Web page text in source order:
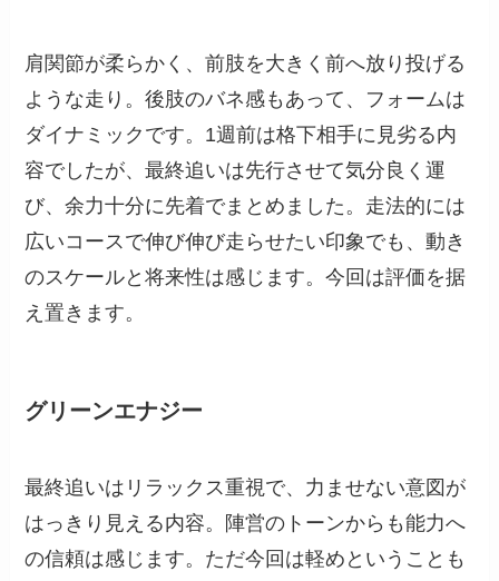
肩関節が柔らかく、前肢を大きく前へ放り投げる
ような走り。後肢のバネ感もあって、フォームは
ダイナミックです。1週前は格下相手に見劣る内
容でしたが、最終追いは先行させて気分良く運
び、余力十分に先着でまとめました。走法的には
広いコースで伸び伸び走らせたい印象でも、動き
のスケールと将来性は感じます。今回は評価を据
え置きます。
グリーンエナジー
最終追いはリラックス重視で、力ませない意図が
はっきり見える内容。陣営のトーンからも能力へ
の信頼は感じます。ただ今回は軽めということも